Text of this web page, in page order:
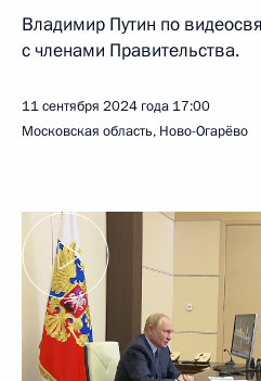
Владимир Путин по
с членами Правительства.
11 сентября 2024 года 17:00
Московская область, Ново-Огарёво